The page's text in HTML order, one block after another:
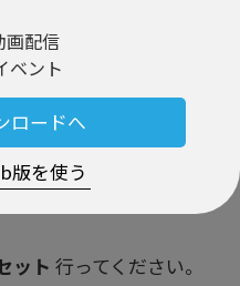
画配信
ベント
ロードへ
版を使う
ット 行ってください。